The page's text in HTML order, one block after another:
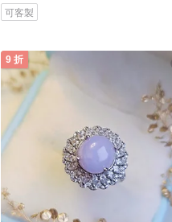
可客製
9 折